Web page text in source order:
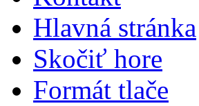
Hlavná stránka
Skočiť hore
Formát tlače